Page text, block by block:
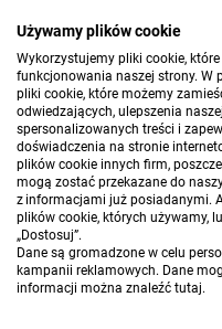
Młodzież
Styl
Marki
Używamy plików cookie
Wykorzystujemy pliki cookie,
funkcjonowania naszej strony. W
pliki cookie, które możemy
odwiedzających, ulepszenia
spersonalizowanych treści i
doświadczenia na stronie
plików cookie innych firm,
mogą zostać przekazane do
z informacjami już posiadanymi.
plików cookie, których używamy,
„Dostosuj”.
Dane są gromadzone w celu
kampanii reklamowych. Dane
informacji można znaleźć tutaj.